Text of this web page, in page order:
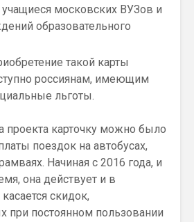
учащиеся московских ВУЗов и
образовательного
такой карты
россиянам, имеющим
льготы.
проекта карточку можно было
поездок на автобусах,
Начиная с 2016 года, и
она действует и в
скидок,
при постоянном пользовании